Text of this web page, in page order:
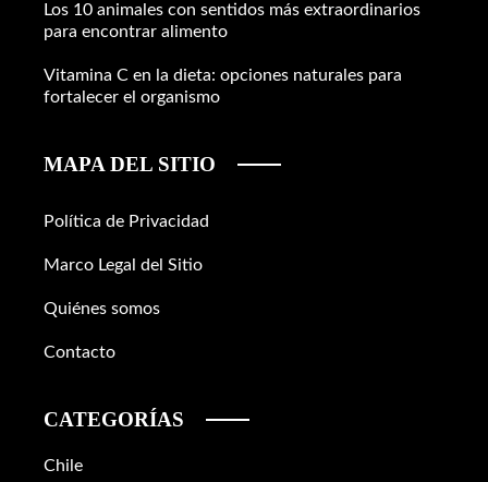
Los 10 animales con sentidos más extraordinarios
para encontrar alimento
Vitamina C en la dieta: opciones naturales para
fortalecer el organismo
MAPA DEL SITIO
Política de Privacidad
Marco Legal del Sitio
Quiénes somos
Contacto
CATEGORÍAS
Chile